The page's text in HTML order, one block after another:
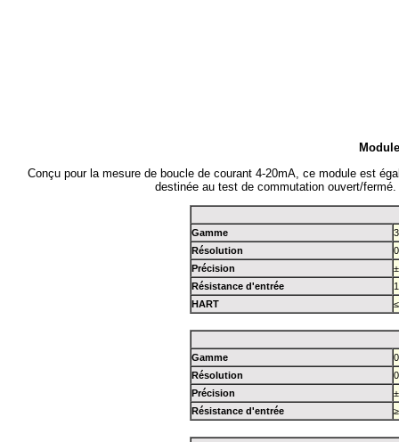
Conçu pour la mesure de boucle de courant 4-20mA, ce module est
destinée au test de commutation ouvert/
Gamme
Résolution
Précision
Résistance d'entrée
HART
Gamme
Résolution
Précision
Résistance d'entrée